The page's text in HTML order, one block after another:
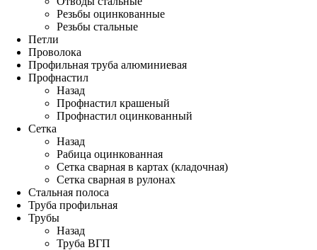
Резьбы оцинкованные
Резьбы стальные
Петли
Проволока
Профильная труба алюминиевая
Профнастил
Назад
Профнастил крашеный
Профнастил оцинкованный
Сетка
Назад
Рабица оцинкованная
Сетка сварная в картах (кладочная)
Сетка сварная в рулонах
Стальная полоса
Труба профильная
Трубы
Назад
Труба ВГП